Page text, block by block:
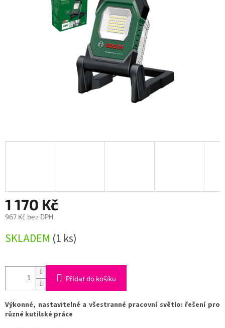
1 170 Kč
967 Kč bez DPH
cena:
SKLADEM (1 ks)
Přidat do košíku
Výkonné, nastavitelné a všestranné pracovní světlo: řešení pro
různé kutilské práce